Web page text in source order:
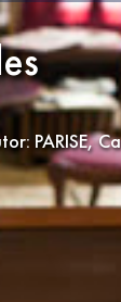
PARISE,